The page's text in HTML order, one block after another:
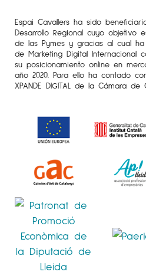
Espai Cavallers ha sido
Desarrollo Regional cuyo objetivo
de las Pymes y gracias al cual
de Marketing Digital Internacional
su posicionamiento online en
año 2020. Para ello ha contado
XPANDE DIGITAL de la Cámara